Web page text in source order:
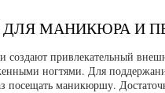
ДЛЯ МАНИКЮРА И
создают привлекательный
ногтями. Для
посещать маникюршу.